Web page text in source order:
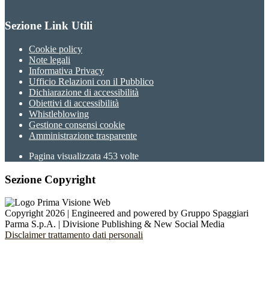
Sezione Link Utili
Cookie policy
Note legali
Informativa Privacy
Ufficio Relazioni con il Pubblico
Dichiarazione di accessibilità
Obiettivi di accessibilità
Whistleblowing
Gestione consensi cookie
Amministrazione trasparente
Pagina visualizzata 453 volte
Sezione Copyright
Copyright 2026 | Engineered and powered by Gruppo Spaggiari
Parma S.p.A. | Divisione Publishing & New Social Media
Disclaimer trattamento dati personali